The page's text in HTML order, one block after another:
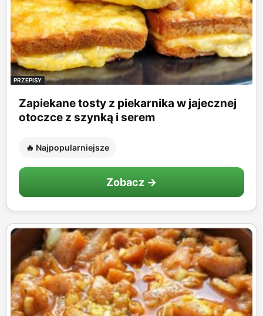
PRZEPISY
Zapiekane tosty z piekarnika w jajecznej
otoczce z szynką i serem
🔥 Najpopularniejsze
Zobacz →